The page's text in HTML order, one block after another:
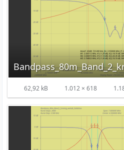
62,92 kB 1.012 × 618